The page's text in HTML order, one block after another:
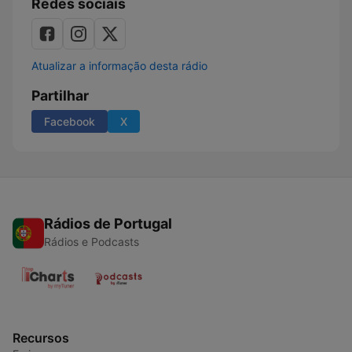
Redes sociais
Atualizar a informação desta rádio
Partilhar
Facebook X
Rádios de Portugal
Rádios e Podcasts
Recursos